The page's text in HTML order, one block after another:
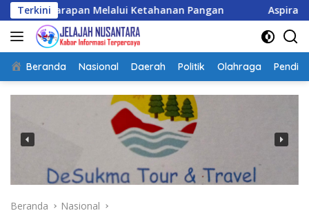
Langsung
ke
konten
Terkini
Melalui Ketahanan Pangan Aspirasi Warga
Beranda Nasional Daerah Politik Olahraga
Beranda Nasional